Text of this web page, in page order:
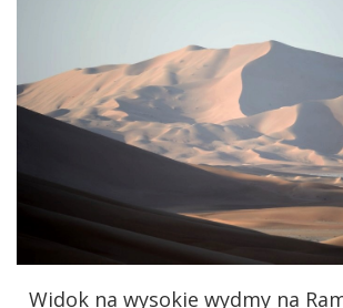
Widok na wysokie wydmy na